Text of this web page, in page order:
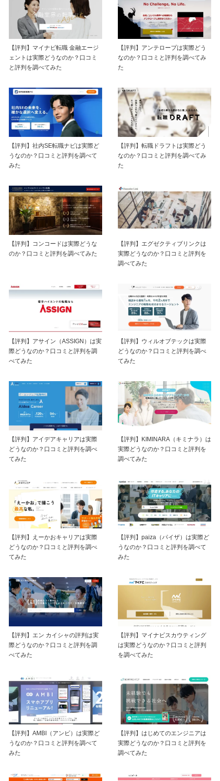
【評判】マイナビ転職 金融エージ
ェントは実際どうなのか？口コミ
と評判を調べてみた
【評判】アンテロープは実際どう
なのか？口コミと評判を調べてみ
た
【評判】社内SE転職ナビは実際ど
うなのか？口コミと評判を調べて
みた
【評判】転職ドラフトは実際どう
なのか？口コミと評判を調べてみ
た
【評判】コンコードは実際どうな
のか？口コミと評判を調べてみた
【評判】エグゼクティブリンクは
実際どうなのか？口コミと評判を
調べてみた
【評判】アサイン（ASSIGN）は実
際どうなのか？口コミと評判を調
べてみた
【評判】ウィルオブテックは実際
どうなのか？口コミと評判を調べ
てみた
【評判】アイデアキャリアは実際
どうなのか？口コミと評判を調べ
てみた
【評判】KIMINARA（キミナラ）は
実際どうなのか？口コミと評判を
調べてみた
【評判】えーかおキャリアは実際
どうなのか？口コミと評判を調べ
てみた
【評判】paiza（パイザ）は実際ど
うなのか？口コミと評判を調べて
みた
【評判】エン カイシャの評判は実
際どうなのか？口コミと評判を調
べてみた
【評判】マイナビスカウティング
は実際どうなのか？口コミと評判
を調べてみた
【評判】AMBI（アンビ）は実際ど
うなのか？口コミと評判を調べて
みた
【評判】はじめてのエンジニアは
実際どうなのか？口コミと評判を
調べてみた